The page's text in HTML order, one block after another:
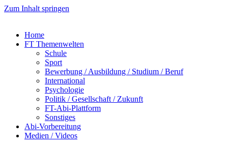
Zum Inhalt springen
Home
FT Themenwelten
Schule
Sport
Bewerbung / Ausbildung / Studium / Beruf
International
Psychologie
Politik / Gesellschaft / Zukunft
FT-Abi-Plattform
Sonstiges
Abi-Vorbereitung
Medien / Videos